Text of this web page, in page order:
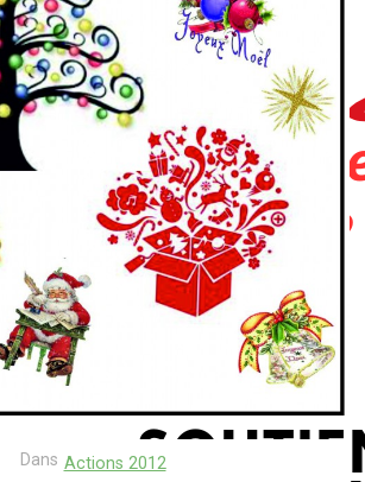
Dans Actions 2012